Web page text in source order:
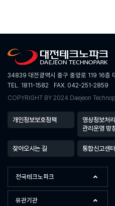
34839 대전광역시 중구 중앙로 119 16층
TEL. 1811-1582
FAX. 042-251-2859
COPYRIGHT BY 2024 Daejeon
전국테크노파크
유관기관
개인정보보호정책
영상정보처
관리운영 방
찾아오시는 길 통합신고센터